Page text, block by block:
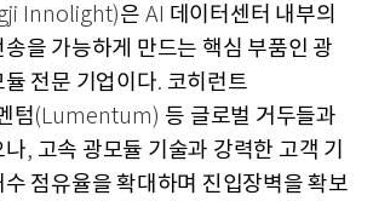
Innolight)은 AI 데이터센터 내부의
을 가능하게 만드는 핵심 부품인 광
전문 기업이다. 코히런트
텀(Lumentum) 등 글로벌 거두들과
나, 고속 광모듈 기술과 강력한 고객 기
점유율을 확대하며 진입장벽을 확보